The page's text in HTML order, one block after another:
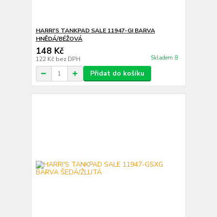
HARRI'S TANKPAD SALE 11947-GI BARVA
HNĚDÁ/BÉŽOVÁ
148 Kč
122 Kč bez DPH Skladem 8
Přidat do košíku